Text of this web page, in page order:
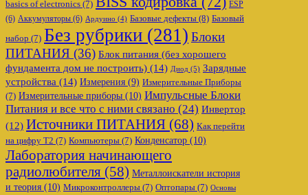
basics of electronics (7)
ESP
(6) Аккумуляторы (6) Ардуино (4) Базовые дефекты (8) Базовый
набор (7) Без рубрики (281) Блоки
ПИТАНИЯ (36) Блок питания (без хорошего
фундамента дом не построить) (14) Диод (5) Зарядные
устройства (14) Измерения (9) Измерительные Приборы
(7) Измерительные приборы (10) Импульсные Блоки
Питания и все что с ними связано (24) Инвертор
(12) Источники ПИТАНИЯ (68) Как перейти
на цифру Т2 (7) Компьютеры (7) Конденсатор (10)
Лаборатория начинающего
радиолюбителя (58) Металлоискатели история
и теория (10) Микроконтроллеры (7) Оптопары (7) Основы